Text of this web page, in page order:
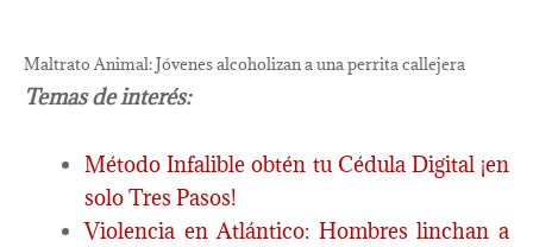
Maltrato Animal: Jóvenes alcoholizan a una perrita callejera
Temas de interés:
Método Infalible obtén tu Cédula Digital ¡en
solo Tres Pasos!
Violencia en Atlántico: Hombres linchan a